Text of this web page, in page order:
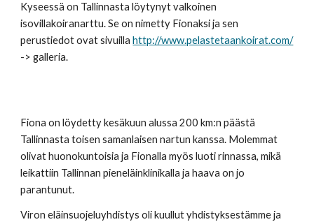
Kyseessä on Tallinnasta löytynyt valkoinen
isovillakoiranarttu. Se on nimetty Fionaksi ja sen
perustiedot ovat sivuilla http://www.pelastetaankoirat.com/
-> galleria.
Fiona on löydetty kesäkuun alussa 200 km:n päästä
Tallinnasta toisen samanlaisen nartun kanssa. Molemmat
olivat huonokuntoisia ja Fionalla myös luoti rinnassa, mikä
leikattiin Tallinnan pieneläinklinikalla ja haava on jo
parantunut.
Viron eläinsuojeluyhdistys oli kuullut yhdistyksestämme ja